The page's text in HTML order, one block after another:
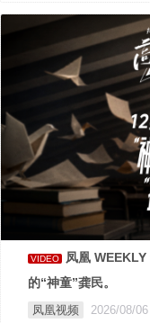
VIDEO
凤凰
的“神童”龚民。
凤凰视频 2026/08/06